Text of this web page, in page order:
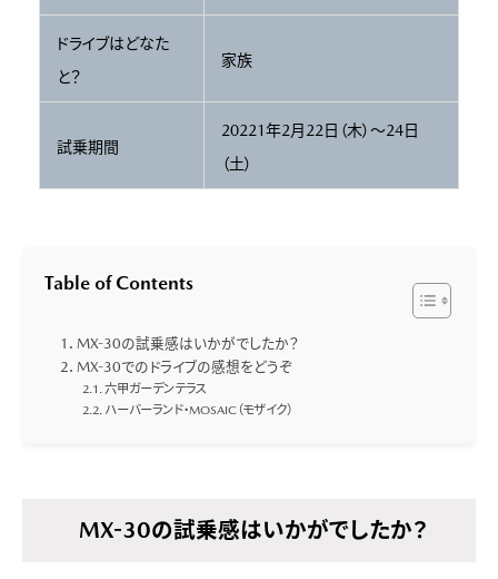
ドライブはどなた
と？
家族
試乗期間
20221年2月22日（木）～24日
（土）
Table of Contents
MX-30の試乗感はいかがでしたか？
MX-30でのドライブの感想をどうぞ
六甲ガーデンテラス
ハーバーランド・MOSAIC（モザイク）
MX-30の試乗感はいかがでしたか？